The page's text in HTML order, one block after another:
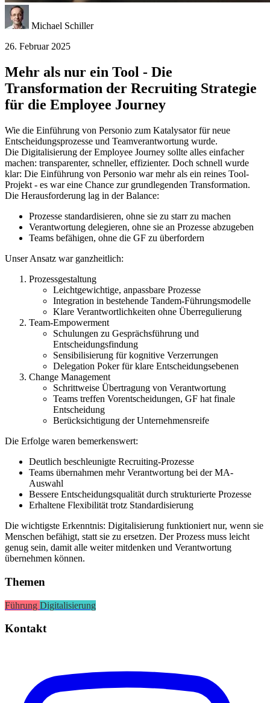
Michael Schiller
26. Februar 2025
Mehr als nur ein Tool - Die
Transformation der Recruiting Strategie
für die Employee Journey
Wie die Einführung von Personio zum Katalysator für neue
Entscheidungsprozesse und Teamverantwortung wurde.
Die Digitalisierung der Employee Journey sollte alles einfacher
machen: transparenter, schneller, effizienter. Doch schnell wurde
klar: Die Einführung von Personio war mehr als ein reines Tool-
Projekt - es war eine Chance zur grundlegenden Transformation.
Die Herausforderung lag in der Balance:
Prozesse standardisieren, ohne sie zu starr zu machen
Verantwortung delegieren, ohne sie an Prozesse abzugeben
Teams befähigen, ohne die GF zu überfordern
Unser Ansatz war ganzheitlich:
Prozessgestaltung
Leichtgewichtige, anpassbare Prozesse
Integration in bestehende Tandem-Führungsmodelle
Klare Verantwortlichkeiten ohne Überregulierung
Team-Empowerment
Schulungen zu Gesprächsführung und
Entscheidungsfindung
Sensibilisierung für kognitive Verzerrungen
Delegation Poker für klare Entscheidungsebenen
Change Management
Schrittweise Übertragung von Verantwortung
Teams treffen Vorentscheidungen, GF hat finale
Entscheidung
Berücksichtigung der Unternehmensreife
Die Erfolge waren bemerkenswert:
Deutlich beschleunigte Recruiting-Prozesse
Teams übernahmen mehr Verantwortung bei der MA-
Auswahl
Bessere Entscheidungsqualität durch strukturierte Prozesse
Erhaltene Flexibilität trotz Standardisierung
Die wichtigste Erkenntnis: Digitalisierung funktioniert nur, wenn sie
Menschen befähigt, statt sie zu ersetzen. Der Prozess muss leicht
genug sein, damit alle weiter mitdenken und Verantwortung
übernehmen können.
Themen
Führung Digitalisierung
Kontakt